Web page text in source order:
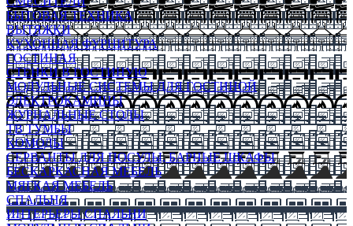
БЫТОВАЯ ТЕХНИКА
ВЫТЯЖКИ
КУХОННАЯ ФУРНИТУРА
ГОСТИНАЯ
СТЕНКИ В ГОСТИНУЮ
МОДУЛЬНЫЕ СИСТЕМЫ ДЛЯ ГОСТИНОЙ
ЭЛЕКТРОКАМИНЫ
ЖУРНАЛЬНЫЕ СТОЛЫ
ТВ ТУМБЫ
КОМОДЫ
СЕРВАНТЫ ДЛЯ ПОСУДЫ, БАРНЫЕ ШКАФЫ
БЕСКАРКАСНАЯ МЕБЕЛЬ
МЯГКАЯ МЕБЕЛЬ
СПАЛЬНЯ
ИНТЕРЬЕРЫ СПАЛЬНИ